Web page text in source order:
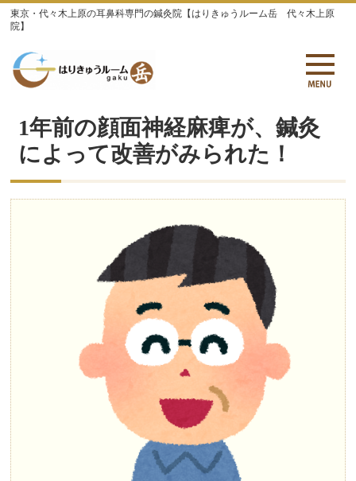
東京・代々木上原の耳鼻科専門の鍼灸院【はりきゅうルーム岳 代々木上原
院】
1年前の顔面神経麻痺が、鍼灸
によって改善がみられた！